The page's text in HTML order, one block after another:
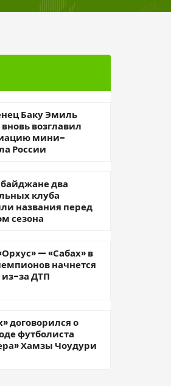
Баку Эмиль
возглавил
мини-
России
два
клуба
названия перед
сезона
— «Сабах» в
начнется
за ДТП
договорился о
футболиста
Хамзы Чоудури